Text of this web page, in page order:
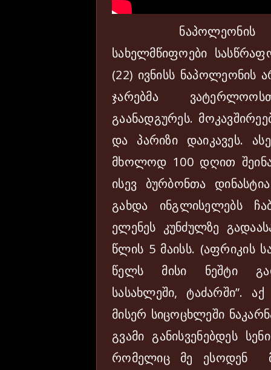
ნაპოლეონის
სახელმწიფოები
(22) ივნისს
ჯარებმა
გაანადგურეს.
და პარიზი დაიკავეს.
მხოლოდ 100 დღით
ისევ ბურბონთა
გახდა ინგლისელებს
ელენეს კუნძულზე
წლის 5 მაისს. (აფრიკის
წელს მისი ნეშტი
სასახლეში, ტაძარში”.
მისერ სიცოცხლეში
გვამი განისვენებდეს
რომელიც მე ესოდენ